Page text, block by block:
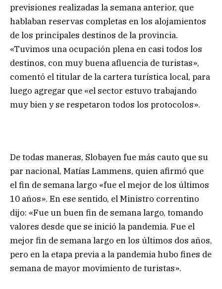
previsiones realizadas la semana anterior, que
hablaban reservas completas en los alojamientos
de los principales destinos de la provincia.
«Tuvimos una ocupación plena en casi todos los
destinos, con muy buena afluencia de turistas»,
comentó el titular de la cartera turística local, para
luego agregar que «el sector estuvo trabajando
muy bien y se respetaron todos los protocolos».
De todas maneras, Slobayen fue más cauto que su
par nacional, Matías Lammens, quien afirmó que
el fin de semana largo «fue el mejor de los últimos
10 años». En ese sentido, el Ministro correntino
dijo: «Fue un buen fin de semana largo, tomando
valores desde que se inició la pandemia. Fue el
mejor fin de semana largo en los últimos dos años,
pero en la etapa previa a la pandemia hubo fines de
semana de mayor movimiento de turistas».